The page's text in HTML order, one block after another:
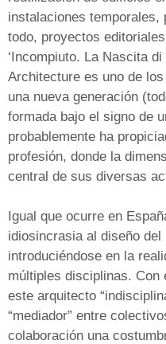
instalaciones
todo, proyectos
‘Incompiuto. La Nascita
Architecture es uno de
una nueva generación
formada bajo el signo de
probablemente ha
profesión, donde la
central de sus diversas
Igual que ocurre en
idiosincrasia al diseño del
introduciéndose en la
múltiples disciplinas. Con
este arquitecto
“mediador” entre
colaboración una